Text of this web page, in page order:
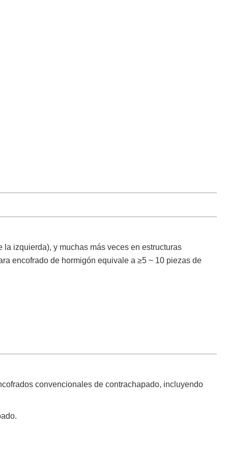
izquierda), y muchas más veces en estructuras
encofrado de hormigón equivale a ≥5 ~ 10 piezas de
convencionales de contrachapado, incluyendo